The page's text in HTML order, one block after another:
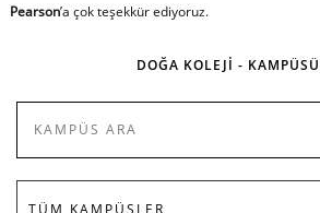
Pearson’a çok teşekkür ediyoruz.
DOĞA KOLEJİ -